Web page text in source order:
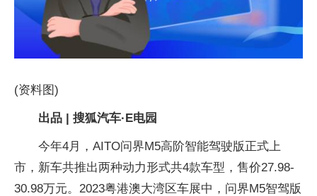
(资料图)
出品 | 搜狐汽车·E电园
今年4月，AITO问界M5高阶智能驾驶版正式上
市，新车共推出两种动力形式共4款车型，售价27.98-
30.98万元。2023粤港澳大湾区车展中，问界M5智驾版